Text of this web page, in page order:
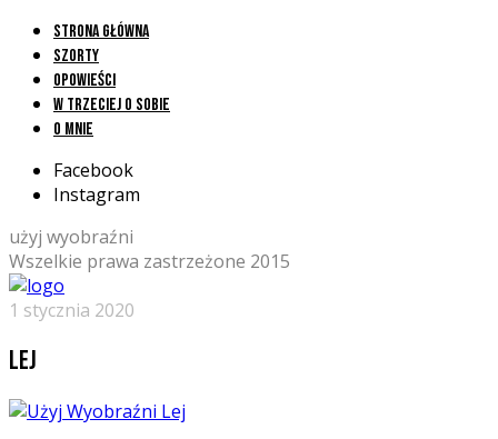
Strona główna
Szorty
Opowieści
W trzeciej o sobie
O mnie
Facebook
Instagram
użyj wyobraźni
Wszelkie prawa zastrzeżone 2015
1 stycznia 2020
Lej